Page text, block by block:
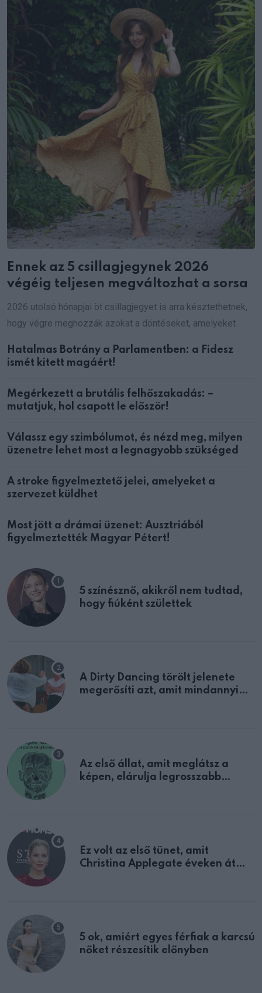
Ennek az 5 csillagjegynek 2026
végéig teljesen megváltozhat a sorsa
2026 utolsó hónapjai öt csillagjegyet is arra késztethetnek,
hogy végre meghozzák azokat a döntéseket, amelyeket
Hatalmas Botrány a Parlamentben: a Fidesz
ismét kitett magáért!
Megérkezett a brutális felhőszakadás: –
mutatjuk, hol csapott le először!
Válassz egy szimbólumot, és nézd meg, milyen
üzenetre lehet most a legnagyobb szükséged
A stroke figyelmeztető jelei, amelyeket a
szervezet küldhet
Most jött a drámai üzenet: Ausztriából
figyelmeztették Magyar Pétert!
5 színésznő, akikről nem tudtad,
hogy fiúként születtek
A Dirty Dancing törölt jelenete
megerősíti azt, amit mindannyian
Az első állat, amit meglátsz a
képen, elárulja legrosszabb
Ez volt az első tünet, amit
Christina Applegate éveken át
5 ok, amiért egyes férfiak a karcsú
nőket részesítik előnyben